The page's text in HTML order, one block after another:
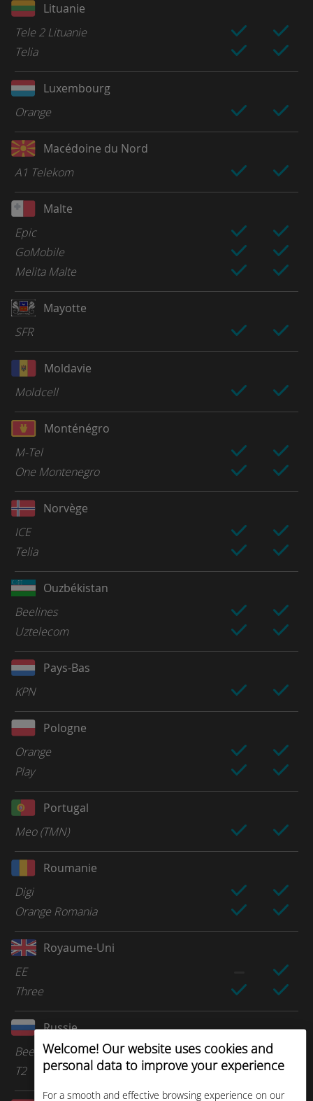
Welcome! Our website uses cookies and
personal data to improve your experience
For a smooth and effective browsing experience on our
Lituanie
Tele 2 Lituanie
Telia
Luxembourg
Orange
Macédoine du Nord
A1 Telekom
Malte
Epic
GoMobile
Melita Malte
Mayotte
SFR
Moldavie
Moldcell
Monténégro
M-Tel
One Montenegro
Norvège
ICE
Telia
Ouzbékistan
Beelines
Uztelecom
Pays-Bas
KPN
Pologne
Orange
Play
Portugal
Meo (TMN)
Roumanie
Digi
Orange Romania
Royaume-Uni
EE
Three
Russie
Beeline
T2